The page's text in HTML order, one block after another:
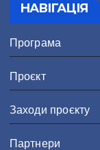
НАВІГАЦІЯ
Програма
Проєкт
Заходи проєкту
Партнери